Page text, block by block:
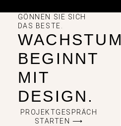
GÖNNEN SIE SICH
DAS BESTE.
WACHSTUM
BEGINNT
MIT
DESIGN.
PROJEKTGESPRÄCH
STARTEN ⟶